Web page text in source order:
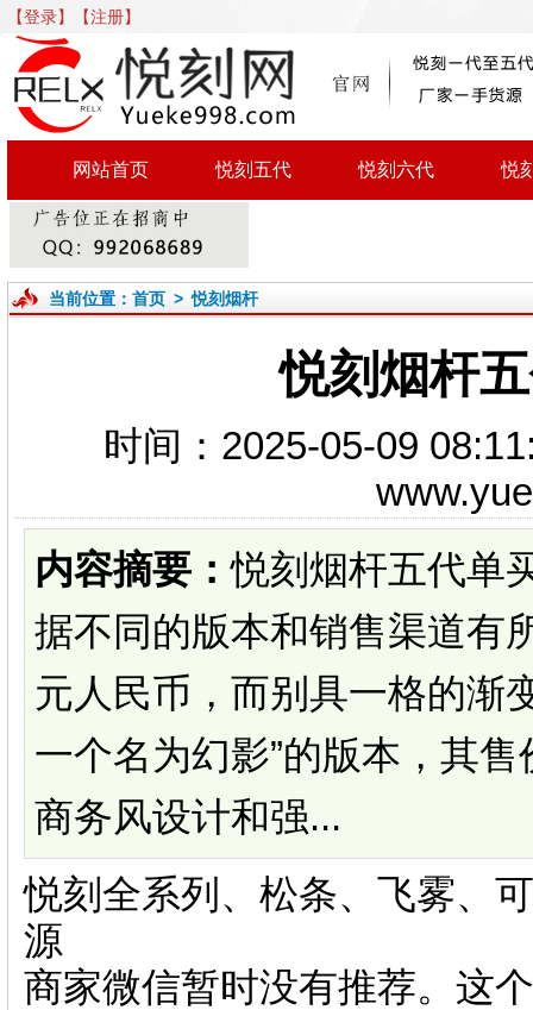
【登录】 【注册】
网站首页 悦刻五代 悦刻六代 悦
当前位置： 首页>悦刻烟杆
悦刻烟杆
时间：2025-05-09
内容摘要：悦刻烟杆五代单
据不同的版本和销售渠道有
元人民币，而别具一格的渐
一个名为幻影”的版本，其
商务风设计和强...
悦刻全系列、松条、飞雾、
源
商家微信暂时没有推荐。这